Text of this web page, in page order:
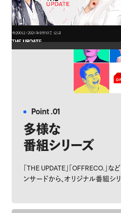
Point .01
多様な
番組シリーズ
「THE UPDATE」「OFFRECO.」
ンサードから、オリジナル番組シ